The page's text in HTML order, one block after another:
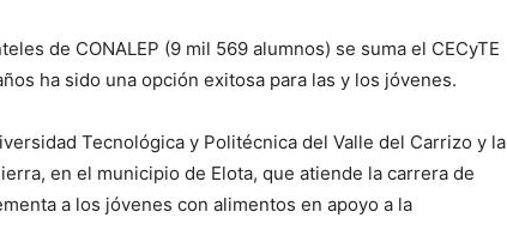
de CONALEP (9 mil 569 alumnos) se suma el CECyTE
ha sido una opción exitosa para las y los jóvenes.
Tecnológica y Politécnica del Valle del Carrizo y la
en el municipio de Elota, que atiende la carrera de
a los jóvenes con alimentos en apoyo a la